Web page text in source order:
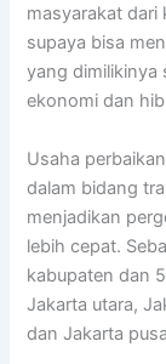
masyarakat dari
supaya bisa
yang dimilikinya
ekonomi dan
Usaha
dalam bidang
menjadikan
lebih cepat.
kabupaten dan
Jakarta utara,
dan Jakarta